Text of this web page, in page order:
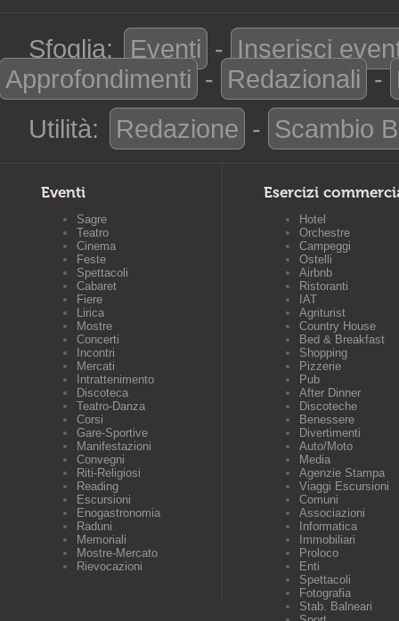
Sfoglia: Eventi - Inserisci
Approfondimenti - Redazionali -
Utilità:
Redazione - Scambio
Eventi
Sagre
Teatro
Cinema
Feste
Spettacoli
Cabaret
Fiere
Lirica
Mostre
Concerti
Incontri
Mercati
Intrattenimento
Discoteca
Teatro-Danza
Corsi
Gare-Sportive
Manifestazioni
Convegni
Riti-Religiosi
Reading
Escursioni
Enogastronomia
Raduni
Memoriali
Mostre-Mercato
Rievocazioni
Esercizi
Hotel
Orchestre
Campeggi
Ostelli
Airbnb
Ristoranti
IAT
Agriturist
Country House
Bed & Breakfast
Shopping
Pizzerie
Pub
After Dinner
Discoteche
Benessere
Divertimenti
Auto/Moto
Media
Agenzie Stampa
Viaggi Escursioni
Comuni
Associazioni
Informatica
Immobiliari
Proloco
Enti
Spettacoli
Fotografia
Stab. Balneari